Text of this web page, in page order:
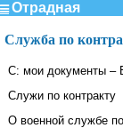
Отрадная
Служба по
С: мои документы –
Служи по контракту
О военной службе